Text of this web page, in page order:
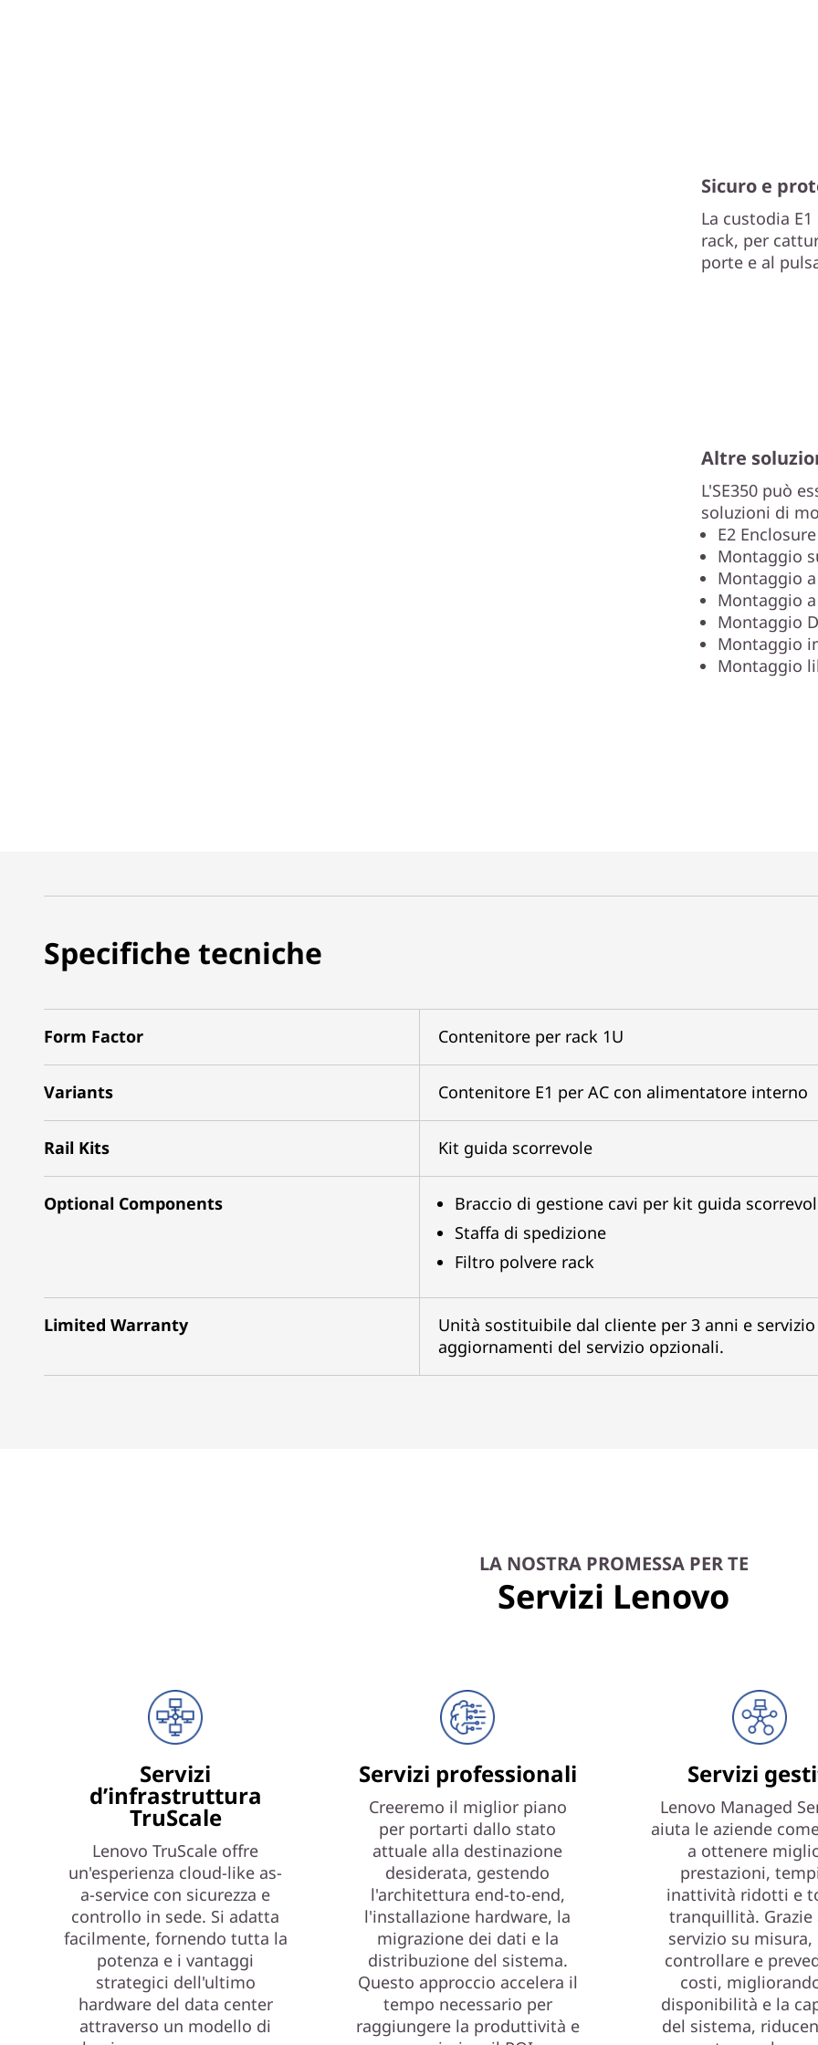
Sicuro e
La custodia
rack, per
porte e al
Altre
L'SE350 può
soluzioni di
E2
Montaggio
Montaggio
Montaggio
Montaggio
Montaggio
Montaggio
Specifiche tecniche
Form Factor Contenitore per rack 1U
Variants Contenitore E1 per AC con alimentatore interno
Rail Kits Kit guida scorrevole
Optional Components
Braccio di gestione cavi per kit guida
Staffa di spedizione
Filtro polvere rack
Limited Warranty
Unità sostituibile dal cliente per 3 anni e
aggiornamenti del servizio opzionali.
LA NOSTRA PROMESSA PER TE
Servizi Lenovo
Servizi
d’infrastruttura
TruScale
Lenovo TruScale offre
un'esperienza cloud-like as-
a-service con sicurezza e
controllo in sede. Si adatta
facilmente, fornendo tutta la
potenza e i vantaggi
strategici dell'ultimo
hardware del data center
attraverso un modello di
Servizi professionali
Creeremo il miglior piano
per portarti dallo stato
attuale alla destinazione
desiderata, gestendo
l'architettura end-to-end,
l'installazione hardware, la
migrazione dei dati e la
distribuzione del sistema.
Questo approccio accelera il
tempo necessario per
raggiungere la produttività e
Servizi
Lenovo Managed
aiuta le aziende
a ottenere
prestazioni,
inattività ridotti e
tranquillità. Grazie
servizio su misura,
controllare e
costi,
disponibilità e la
del sistema,